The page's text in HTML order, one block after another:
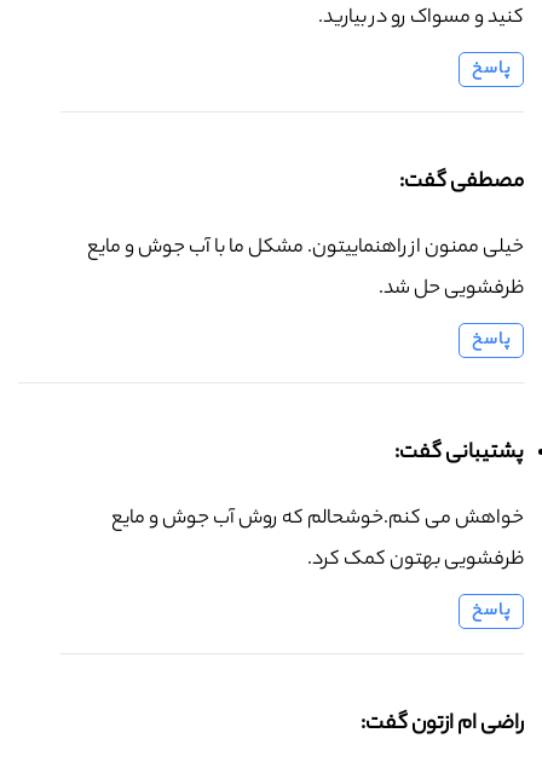
کنید و مسواک رو در بیارید.
پاسخ
مصطفی گفت:
خیلی ممنون از راهنماییتون. مشکل ما با آب جوش و مایع
ظرفشویی حل شد.
پاسخ
پشتیبانی گفت:
خواهش می کنم.خوشحالم که روش آب جوش و مایع
ظرفشویی بهتون کمک کرد.
پاسخ
راضی ام ازتون گفت: